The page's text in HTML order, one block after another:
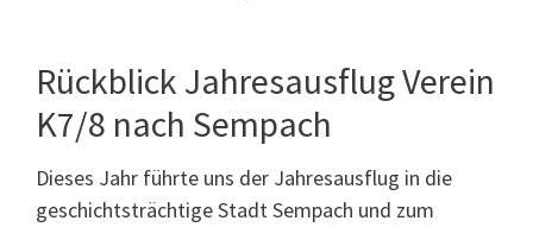
Rückblick Jahresausflug Verein
K7/8 nach Sempach
Dieses Jahr führte uns der Jahresausflug in die
geschichtsträchtige Stadt Sempach und zum